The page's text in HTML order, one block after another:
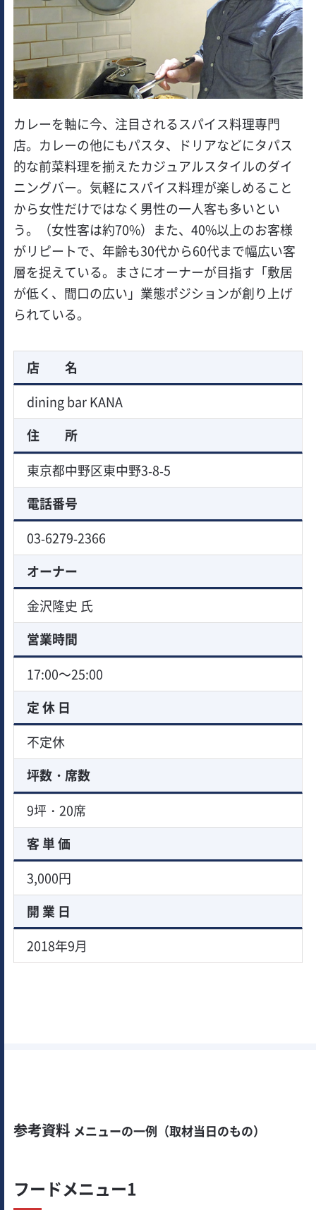
カレーを軸に今、注目されるスパイス料理専門
店。カレーの他にもパスタ、ドリアなどにタパス
的な前菜料理を揃えたカジュアルスタイルのダイ
ニングバー。気軽にスパイス料理が楽しめること
から女性だけではなく男性の一人客も多いとい
う。（女性客は約70%）また、40%以上のお客様
がリピートで、年齢も30代から60代まで幅広い客
層を捉えている。まさにオーナーが目指す「敷居
が低く、間口の広い」業態ポジションが創り上げ
られている。
店 名
dining bar KANA
住 所
東京都中野区東中野3-8-5
電話番号
03-6279-2366
オーナー
金沢隆史 氏
営業時間
17:00～25:00
定 休 日
不定休
坪数・席数
9坪・20席
客 単 価
3,000円
開 業 日
2018年9月
参考資料 メニューの一例（取材当日のもの）
フードメニュー1